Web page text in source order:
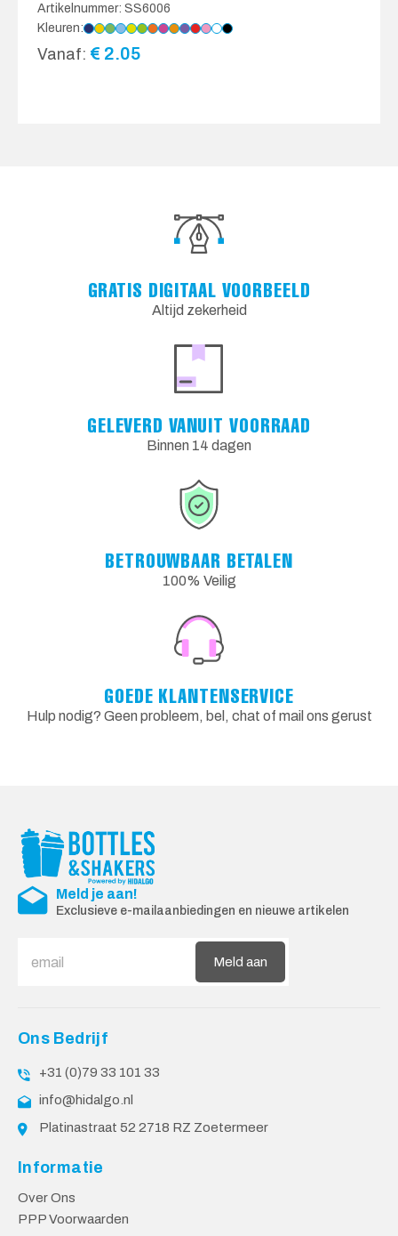
Artikelnummer: SS6006
Kleuren:
Vanaf: € 2.05
GRATIS DIGITAAL VOORBEELD
Altijd zekerheid
GELEVERD VANUIT VOORRAAD
Binnen 14 dagen
BETROUWBAAR BETALEN
100% Veilig
GOEDE KLANTENSERVICE
Hulp nodig? Geen probleem, bel, chat of mail ons gerust
Meld je aan!
Exclusieve e-mailaanbiedingen en nieuwe artikelen
Meld aan
Ons Bedrijf
+31 (0)79 33 101 33
info@hidalgo.nl
Platinastraat 52 2718 RZ Zoetermeer
Informatie
Over Ons
PPP Voorwaarden